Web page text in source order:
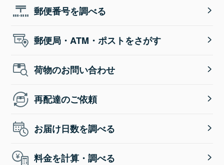
郵便番号を調べる
郵便局・ATM・ポストをさがす
荷物のお問い合わせ
再配達のご依頼
お届け日数を調べる
料金を計算・調べる